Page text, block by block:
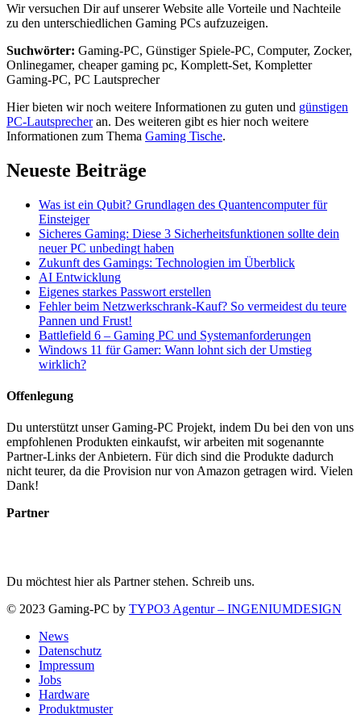
Wir versuchen Dir auf unserer Website alle Vorteile und Nachteile
zu den unterschiedlichen Gaming PCs aufzuzeigen.
Suchwörter: Gaming-PC, Günstiger Spiele-PC, Computer, Zocker,
Onlinegamer, cheaper gaming pc, Komplett-Set, Kompletter
Gaming-PC, PC Lautsprecher
Hier bieten wir noch weitere Informationen zu guten und günstigen
PC-Lautsprecheran. Des weiteren gibt es hier noch weitere
Informationen zum Thema Gaming Tische.
Neueste Beiträge
Was ist ein Qubit? Grundlagen des Quantencomputer für
Einsteiger
Sicheres Gaming: Diese 3 Sicherheitsfunktionen sollte dein
neuer PC unbedingt haben
Zukunft des Gamings: Technologien im Überblick
AI Entwicklung
Eigenes starkes Passwort erstellen
Fehler beim Netzwerkschrank-Kauf? So vermeidest du teure
Pannen und Frust!
Battlefield 6 – Gaming PC und Systemanforderungen
Windows 11 für Gamer: Wann lohnt sich der Umstieg
wirklich?
Offenlegung
Du unterstützt unser Gaming-PC Projekt, indem Du bei den von uns
empfohlenen Produkten einkaufst, wir arbeiten mit sogenannte
Partner-Links der Anbietern. Für dich sind die Produkte dadurch
nicht teurer, da die Provision nur von Amazon getragen wird. Vielen
Dank!
Partner
Du möchtest hier als Partner stehen. Schreib uns.
© 2023 Gaming-PC by TYPO3 Agentur – INGENIUMDESIGN
News
Datenschutz
Impressum
Jobs
Hardware
Produktmuster